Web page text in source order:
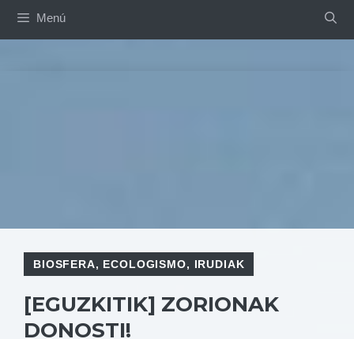
Menú
BIOSFERA, ECOLOGISMO, IRUDIAK
[EGUZKITIK] ZORIONAK
DONOSTI!